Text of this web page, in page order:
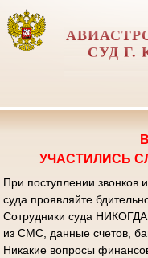
СУД Г.
УЧАСТИЛИСЬ
При поступлении звонков
суда проявляйте
Сотрудники суда
из СМС, данные счетов,
Никакие вопросы